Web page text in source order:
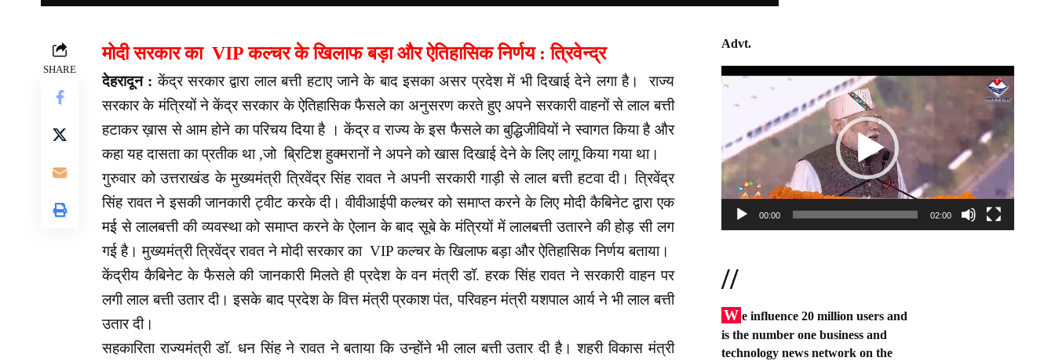
SHARE
मोदी सरकार का VIP कल्चर के खिलाफ बड़ा और ऐतिहासिक निर्णय : त्रिवेन्द्र
देहरादून : केंद्र सरकार द्वारा लाल बत्ती हटाए जाने के बाद इसका असर प्रदेश में भी दिखाई देने लगा है। राज्य
सरकार के मंत्रियों ने केंद्र सरकार के ऐतिहासिक फैसले का अनुसरण करते हुए अपने सरकारी वाहनों से लाल बत्ती
हटाकर ख़ास से आम होने का परिचय दिया है । केंद्र व राज्य के इस फैसले का बुद्धिजीवियों ने स्वागत किया है और
कहा यह दासता का प्रतीक था ,जो ब्रिटिश हुक्मरानों ने अपने को खास दिखाई देने के लिए लागू किया गया था।
गुरुवार को उत्तराखंड के मुख्यमंत्री त्रिवेंद्र सिंह रावत ने अपनी सरकारी गाड़ी से लाल बत्ती हटवा दी। त्रिवेंद्र
सिंह रावत ने इसकी जानकारी ट्वीट करके दी। वीवीआईपी कल्चर को समाप्त करने के लिए मोदी कैबिनेट द्वारा एक
मई से लालबत्ती की व्यवस्था को समाप्त करने के ऐलान के बाद सूबे के मंत्रियों में लालबत्ती उतारने की होड़ सी लग
गई है। मुख्यमंत्री त्रिवेंद्र रावत ने मोदी सरकार का VIP कल्चर के खिलाफ बड़ा और ऐतिहासिक निर्णय बताया।
केंद्रीय कैबिनेट के फैसले की जानकारी मिलते ही प्रदेश के वन मंत्री डॉ. हरक सिंह रावत ने सरकारी वाहन पर
लगी लाल बत्ती उतार दी। इसके बाद प्रदेश के वित्त मंत्री प्रकाश पंत, परिवहन मंत्री यशपाल आर्य ने भी लाल बत्ती
उतार दी।
सहकारिता राज्यमंत्री डॉ. धन सिंह ने रावत ने बताया कि उन्होंने भी लाल बत्ती उतार दी है। शहरी विकास मंत्री
Advt.
Video
00:00 02:00
//
W e influence 20 million users and
is the number one business and
technology news network on the